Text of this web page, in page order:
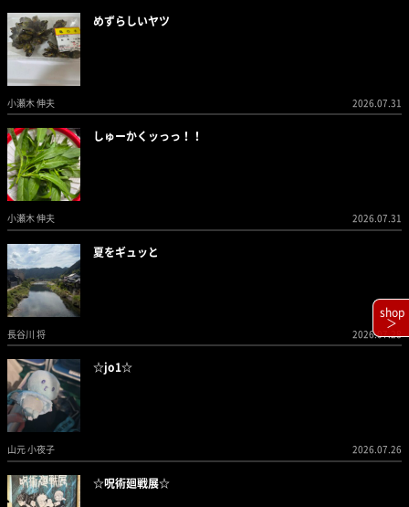
めずらしいヤツ
小瀬木 伸夫 2026.07.31
しゅーかくッっっ！！
小瀬木 伸夫 2026.07.31
夏をギュッと
長谷川 将 2026.07.28
☆jo1☆
山元 小夜子 2026.07.26
☆呪術廻戦展☆
shop
＞